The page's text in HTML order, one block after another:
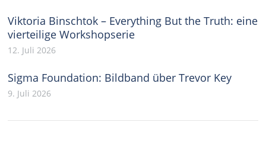
Viktoria Binschtok – Everything But the Truth: eine
vierteilige Workshopserie
12. Juli 2026
Sigma Foundation: Bildband über Trevor Key
9. Juli 2026